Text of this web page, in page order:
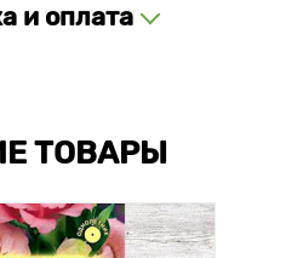
и оплата
ТОВАРЫ